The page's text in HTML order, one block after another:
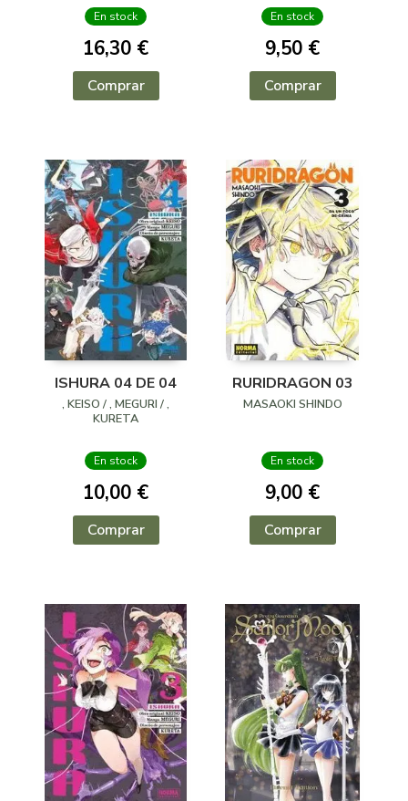
En stock
16,30 €
Comprar
En stock
9,50 €
Comprar
ISHURA 04 DE 04
, KEISO / , MEGURI / ,
KURETA
En stock
10,00 €
Comprar
RURIDRAGON 03
MASAOKI SHINDO
En stock
9,00 €
Comprar